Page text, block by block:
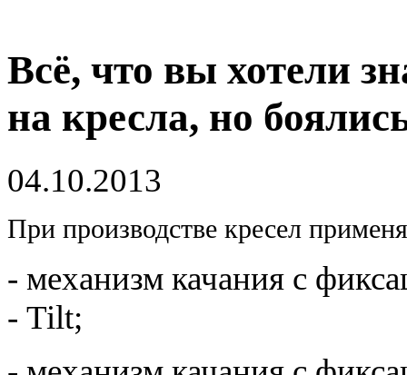
Всё, что вы хотели
на кресла, но
04.10.2013
При производстве кресел
- механизм качания с
- Tilt;